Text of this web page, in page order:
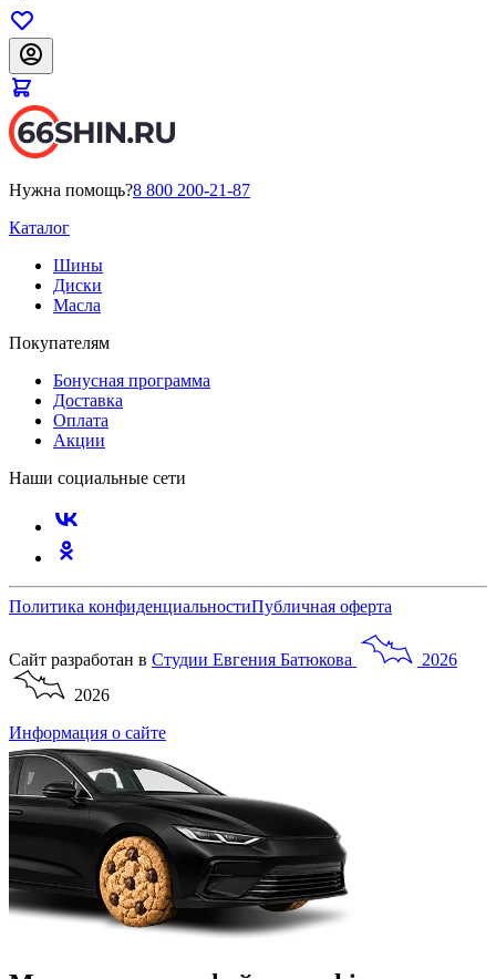
Нужна помощь?8 800 200-21-87
Каталог
Шины
Диски
Масла
Покупателям
Бонусная программа
Доставка
Оплата
Акции
Наши социальные сети
Политика конфиденциальностиПубличная оферта
Сайт разработан в Студии Евгения Батюкова
2026
2026
Информация о сайте